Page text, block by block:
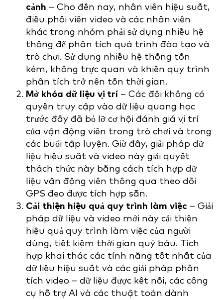
cảnh – Cho đến nay, nhân viên hiệu suất,
điều phối viên video và các nhân viên
khác trong nhóm phải sử dụng nhiều hệ
thống để phân tích quá trình đào tạo và
trò chơi. Sử dụng nhiều hệ thống tốn
kém, không trực quan và khiến quy trình
phân tích trở nên tốn thời gian.
Mở khóa dữ liệu vị trí – Các đội không có
quyền truy cập vào dữ liệu quang học
trước đây đã bỏ lỡ cơ hội đánh giá vị trí
của vận động viên trong trò chơi và trong
các buổi tập luyện. Giờ đây, giải pháp dữ
liệu hiệu suất và video này giải quyết
thách thức này bằng cách tích hợp dữ
liệu vận động viên thông qua theo dõi
GPS đeo được tích hợp sẵn.
Cải thiện hiệu quả quy trình làm việc – Giải
pháp dữ liệu và video mới này cải thiện
hiệu quả quy trình làm việc của người
dùng, tiết kiệm thời gian quý báu. Tích
hợp khai thác các tính năng tốt nhất của
dữ liệu hiệu suất và các giải pháp phân
tích video – dữ liệu được kết nối, các công
cụ hỗ trợ AI và các thuật toán dành